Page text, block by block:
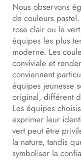
Nous observons
de couleurs
rose clair ou le
équipes les plus
moderne. Les
conviviale et
conviennent
équipes jeunesse
original, différent
Les équipes
exprimer leur
vert peut être
la nature, tandis
symboliser la